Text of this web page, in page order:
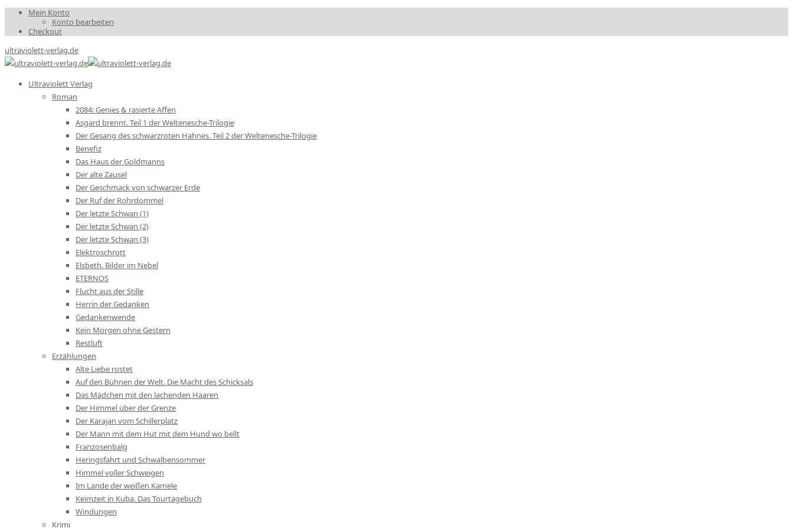
Mein Konto
Konto bearbeiten
Checkout
ultraviolett-verlag.de
Ultraviolett Verlag
Roman
2084: Genies & rasierte Affen
Asgard brennt. Teil 1 der Weltenesche-Trilogie
Der Gesang des schwarzroten Hahnes. Teil 2 der Weltenesche-Trilogie
Benefiz
Das Haus der Goldmanns
Der alte Zausel
Der Geschmack von schwarzer Erde
Der Ruf der Rohrdommel
Der letzte Schwan (1)
Der letzte Schwan (2)
Der letzte Schwan (3)
Elektroschrott
Elsbeth. Bilder im Nebel
ETERNOS
Flucht aus der Stille
Herrin der Gedanken
Gedankenwende
Kein Morgen ohne Gestern
Restluft
Erzählungen
Alte Liebe rostet
Auf den Bühnen der Welt. Die Macht des Schicksals
Das Mädchen mit den lachenden Haaren
Der Himmel über der Grenze
Der Karajan vom Schillerplatz
Der Mann mit dem Hut mit dem Hund wo bellt
Franzosenbalg
Heringsfahrt und Schwalbensommer
Himmel voller Schweigen
Im Lande der weißen Kamele
Keimzeit in Kuba. Das Tourtagebuch
Windungen
Krimi